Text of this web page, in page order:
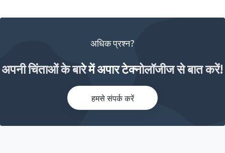
अधिक प्रश्न?
अपनी चिंताओं के बारे में अपार टेक्नोलॉजीज से बात करें!
हमसे संपर्क करें